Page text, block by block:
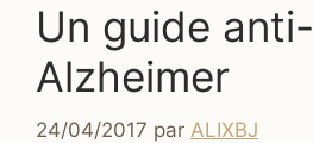
Un guide anti-
Alzheimer
24/04/2017 par ALIXBJ